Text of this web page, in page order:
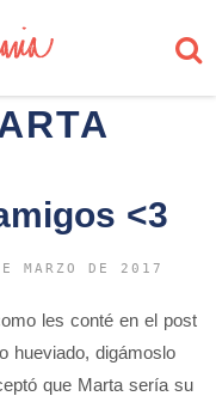
<3
MARZO DE 2017
les conté en el post
hueviado, digámoslo
que Marta sería su